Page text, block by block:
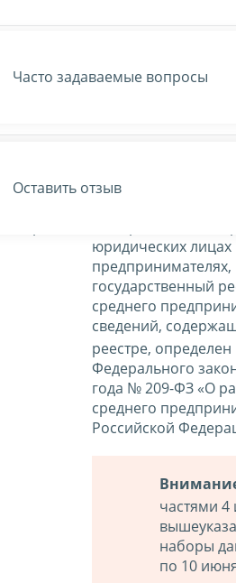
7707329152-rsmp
юридических
государственный
среднего
сведений,
реестре, определен
Федерального
года № 209-ФЗ «О
среднего
Российской
частями 4
наборы
по 10
Часто задаваемые вопросы
Оставить отзыв